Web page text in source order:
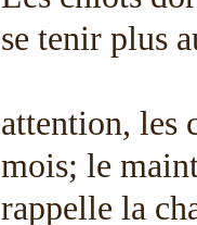
se tenir plus
attention, les
mois; le
rappelle la